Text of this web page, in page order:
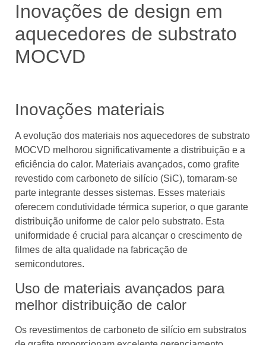
Inovações de design em
aquecedores de substrato
MOCVD
Inovações materiais
A evolução dos materiais nos aquecedores de substrato
MOCVD melhorou significativamente a distribuição e a
eficiência do calor. Materiais avançados, como grafite
revestido com carboneto de silício (SiC), tornaram-se
parte integrante desses sistemas. Esses materiais
oferecem condutividade térmica superior, o que garante
distribuição uniforme de calor pelo substrato. Esta
uniformidade é crucial para alcançar o crescimento de
filmes de alta qualidade na fabricação de
semicondutores.
Uso de materiais avançados para
melhor distribuição de calor
Os revestimentos de carboneto de silício em substratos